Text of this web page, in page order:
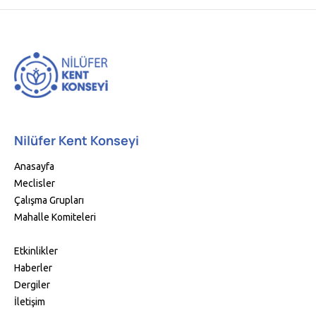
Nilüfer Kent Konseyi
Anasayfa
Meclisler
Çalışma Grupları
Mahalle Komiteleri
Etkinlikler
Haberler
Dergiler
İletişim